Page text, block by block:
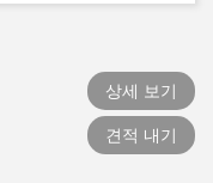
상세 보기
견적 내기